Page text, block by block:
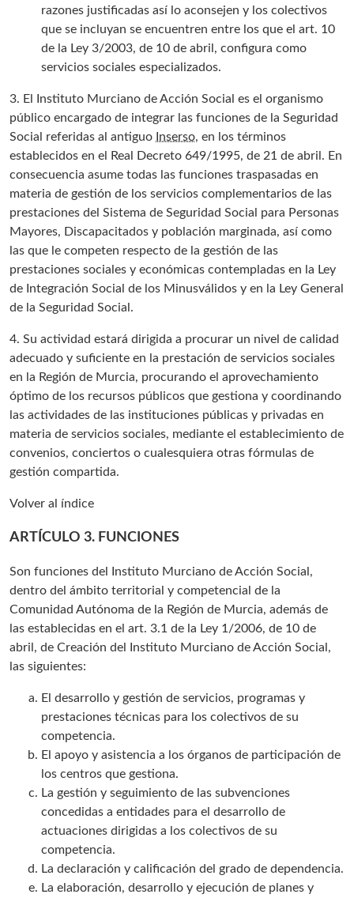
razones justificadas así lo aconsejen y los colectivos
que se incluyan se encuentren entre los que el art. 10
de la Ley 3/2003, de 10 de abril, configura como
servicios sociales especializados.
3. El Instituto Murciano de Acción Social es el organismo
público encargado de integrar las funciones de la Seguridad
Social referidas al antiguo Inserso, en los términos
establecidos en el Real Decreto 649/1995, de 21 de abril. En
consecuencia asume todas las funciones traspasadas en
materia de gestión de los servicios complementarios de las
prestaciones del Sistema de Seguridad Social para Personas
Mayores, Discapacitados y población marginada, así como
las que le competen respecto de la gestión de las
prestaciones sociales y económicas contempladas en la Ley
de Integración Social de los Minusválidos y en la Ley General
de la Seguridad Social.
4. Su actividad estará dirigida a procurar un nivel de calidad
adecuado y suficiente en la prestación de servicios sociales
en la Región de Murcia, procurando el aprovechamiento
óptimo de los recursos públicos que gestiona y coordinando
las actividades de las instituciones públicas y privadas en
materia de servicios sociales, mediante el establecimiento de
convenios, conciertos o cualesquiera otras fórmulas de
gestión compartida.
Volver al índice
ARTÍCULO 3. FUNCIONES
Son funciones del Instituto Murciano de Acción Social,
dentro del ámbito territorial y competencial de la
Comunidad Autónoma de la Región de Murcia, además de
las establecidas en el art. 3.1 de la Ley 1/2006, de 10 de
abril, de Creación del Instituto Murciano de Acción Social,
las siguientes:
El desarrollo y gestión de servicios, programas y
prestaciones técnicas para los colectivos de su
competencia.
El apoyo y asistencia a los órganos de participación de
los centros que gestiona.
La gestión y seguimiento de las subvenciones
concedidas a entidades para el desarrollo de
actuaciones dirigidas a los colectivos de su
competencia.
La declaración y calificación del grado de dependencia.
La elaboración, desarrollo y ejecución de planes y